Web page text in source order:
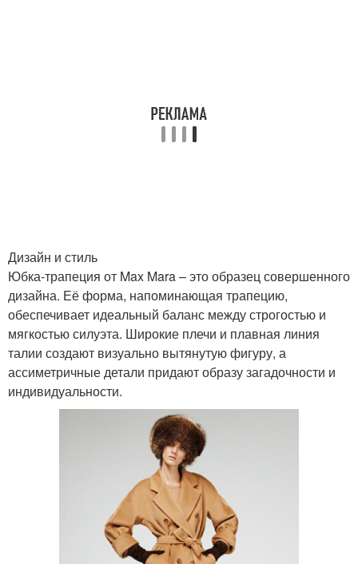
Дизайн и стиль
Юбка-трапеция от Max Mara – это образец совершенного
дизайна. Её форма, напоминающая трапецию,
обеспечивает идеальный баланс между строгостью и
мягкостью силуэта. Широкие плечи и плавная линия
талии создают визуально вытянутую фигуру, а
ассиметричные детали придают образу загадочности и
индивидуальности.